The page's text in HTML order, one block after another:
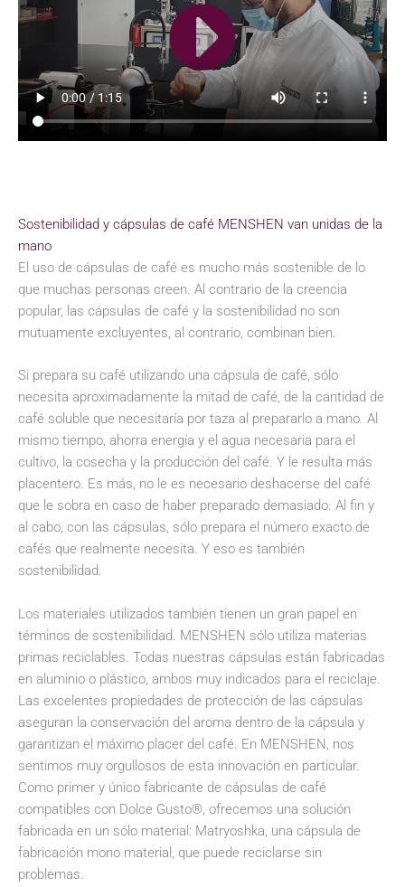
Sostenibilidad y cápsulas de café MENSHEN van unidas de la
mano
El uso de cápsulas de café es mucho más sostenible de lo
que muchas personas creen. Al contrario de la creencia
popular, las cápsulas de café y la sostenibilidad no son
mutuamente excluyentes, al contrario, combinan bien.
Si prepara su café utilizando una cápsula de café, sólo
necesita aproximadamente la mitad de café, de la cantidad de
café soluble que necesitaría por taza al prepararlo a mano. Al
mismo tiempo, ahorra energía y el agua necesaria para el
cultivo, la cosecha y la producción del café. Y le resulta más
placentero. Es más, no le es necesario deshacerse del café
que le sobra en caso de haber preparado demasiado. Al fin y
al cabo, con las cápsulas, sólo prepara el número exacto de
cafés que realmente necesita. Y eso es también
sostenibilidad.
Los materiales utilizados también tienen un gran papel en
términos de sostenibilidad. MENSHEN sólo utiliza materias
primas reciclables. Todas nuestras cápsulas están fabricadas
en aluminio o plástico, ambos muy indicados para el reciclaje.
Las excelentes propiedades de protección de las cápsulas
aseguran la conservación del aroma dentro de la cápsula y
garantizan el máximo placer del café. En MENSHEN, nos
sentimos muy orgullosos de esta innovación en particular.
Como primer y único fabricante de cápsulas de café
compatibles con Dolce Gusto®, ofrecemos una solución
fabricada en un sólo material: Matryoshka, una cápsula de
fabricación mono material, que puede reciclarse sin
problemas.